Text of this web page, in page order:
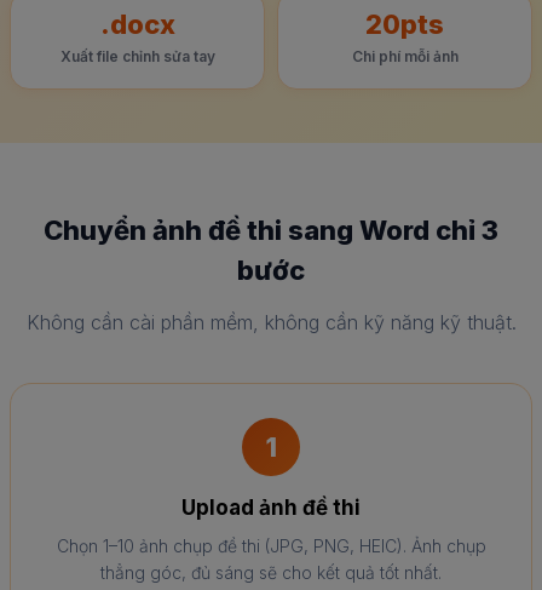
.docx
Xuất file chỉnh sửa tay
20pts
Chi phí mỗi ảnh
Chuyển ảnh đề thi sang Word chỉ 3
bước
Không cần cài phần mềm, không cần kỹ năng kỹ thuật.
1
Upload ảnh đề thi
Chọn 1–10 ảnh chụp đề thi (JPG, PNG, HEIC). Ảnh chụp
thẳng góc, đủ sáng sẽ cho kết quả tốt nhất.